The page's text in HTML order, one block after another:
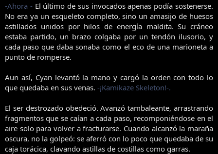
-Ahora - El último de sus invocados apenas podía sostenerse.
No era ya un esqueleto completo, sino un amasijo de huesos
astillados unidos por hilos de energía maldita. Su cráneo
estaba partido, un brazo colgaba por un tendón ilusorio, y
cada paso que daba sonaba como el eco de una marioneta a
punto de romperse.
Aun así, Cyan levantó la mano y cargó la orden con todo lo
que quedaba en sus venas. -¡Kamikaze Skeleton!-.
El ser destrozado obedeció. Avanzó tambaleante, arrastrando
fragmentos que se caían a cada paso, recomponiéndose en el
aire solo para volver a fracturarse. Cuando alcanzó la maraña
oscura, no la golpeó: se aferró con lo poco que quedaba de su
caja torácica, clavando astillas de costillas como garras.